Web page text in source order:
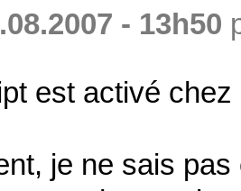
- 13h50
est activé chez
je ne sais